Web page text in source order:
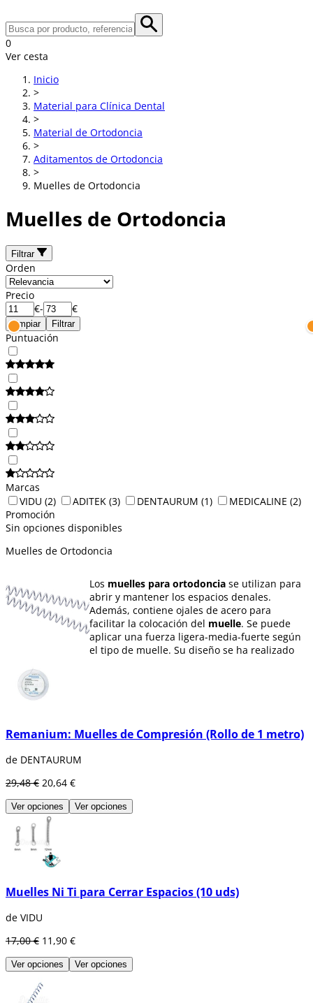
0
Ver cesta
Inicio
>
Material para Clínica Dental
>
Material de Ortodoncia
>
Aditamentos de Ortodoncia
>
Muelles de Ortodoncia
Muelles de Ortodoncia
Filtrar
Orden
Precio
€- €
Limpiar Filtrar
Puntuación
Marcas
VIDU (2) ADITEK (3) DENTAURUM (1) MEDICALINE (2)
Promoción
Sin opciones disponibles
Muelles de Ortodoncia
Los muelles para ortodoncia se utilizan para
abrir y mantener los espacios denales.
Además, contiene ojales de acero para
facilitar la colocación del muelle. Se puede
aplicar una fuerza ligera-media-fuerte según
el tipo de muelle. Su diseño se ha realizado
unmuelleconvencional.
Remanium: Muelles de Compresión (Rollo de 1 metro)
de DENTAURUM
29,48 € 20,64 €
Ver opciones Ver opciones
Muelles Ni Ti para Cerrar Espacios (10 uds)
de VIDU
17,00 € 11,90 €
Ver opciones Ver opciones